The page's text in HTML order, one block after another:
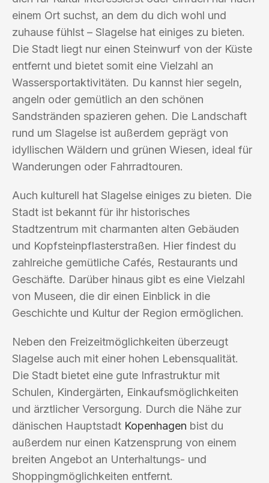
einem Ort suchst, an dem du dich wohl und
zuhause fühlst – Slagelse hat einiges zu bieten.
Die Stadt liegt nur einen Steinwurf von der Küste
entfernt und bietet somit eine Vielzahl an
Wassersportaktivitäten. Du kannst hier segeln,
angeln oder gemütlich an den schönen
Sandstränden spazieren gehen. Die Landschaft
rund um Slagelse ist außerdem geprägt von
idyllischen Wäldern und grünen Wiesen, ideal für
Wanderungen oder Fahrradtouren.
Auch kulturell hat Slagelse einiges zu bieten. Die
Stadt ist bekannt für ihr historisches
Stadtzentrum mit charmanten alten Gebäuden
und Kopfsteinpflasterstraßen. Hier findest du
zahlreiche gemütliche Cafés, Restaurants und
Geschäfte. Darüber hinaus gibt es eine Vielzahl
von Museen, die dir einen Einblick in die
Geschichte und Kultur der Region ermöglichen.
Neben den Freizeitmöglichkeiten überzeugt
Slagelse auch mit einer hohen Lebensqualität.
Die Stadt bietet eine gute Infrastruktur mit
Schulen, Kindergärten, Einkaufsmöglichkeiten
und ärztlicher Versorgung. Durch die Nähe zur
dänischen Hauptstadt Kopenhagen bist du
außerdem nur einen Katzensprung von einem
breiten Angebot an Unterhaltungs- und
Shoppingmöglichkeiten entfernt.